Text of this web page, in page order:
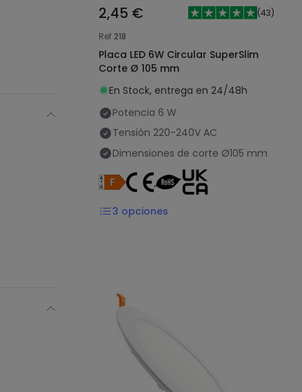
2,45 € (43)
Ref 218
Placa LED 6W Circular SuperSlim
Corte Ø 105 mm
En Stock, entrega en 24/48h
Potencia 6 W
Tensión 220-240V AC
Dimensiones de corte Ø105 mm
3 opciones